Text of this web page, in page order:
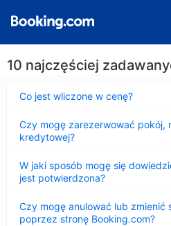
10 najczęściej
Co jest wliczone w cenę?
Czy mogę zarezerwować pokój,
kredytowej?
W jaki sposób mogę się
jest potwierdzona?
Czy mogę anulować lub zmienić
poprzez stronę Booking.com?